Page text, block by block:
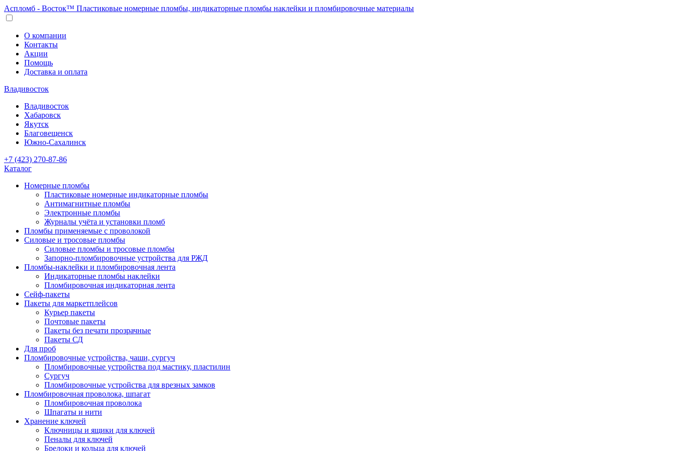
Аспломб - Восток™ Пластиковые номерные пломбы, индикаторные пломбы наклейки и пломбировочные материалы
О компании
Контакты
Акции
Помощь
Доставка и оплата
Владивосток
Владивосток
Хабаровск
Якутск
Благовещенск
Южно-Сахалинск
+7 (423) 270-87-86
Каталог
Номерные пломбы
Пластиковые номерные индикаторные пломбы
Антимагнитные пломбы
Электронные пломбы
Журналы учёта и установки пломб
Пломбы применяемые с проволокой
Силовые и тросовые пломбы
Силовые пломбы и тросовые пломбы
Запорно-пломбировочные устройства для РЖД
Пломбы-наклейки и пломбировочная лента
Индикаторные пломбы наклейки
Пломбировочная индикаторная лента
Сейф-пакеты
Пакеты для маркетплейсов
Курьер пакеты
Почтовые пакеты
Пакеты без печати прозрачные
Пакеты СД
Для проб
Пломбировочные устройства, чаши, сургуч
Пломбировочные устройства под мастику, пластилин
Сургуч
Пломбировочные устройства для врезных замков
Пломбировочная проволока, шпагат
Пломбировочная проволока
Шпагаты и нити
Хранение ключей
Ключницы и ящики для ключей
Пеналы для ключей
Брелоки и кольца для ключей